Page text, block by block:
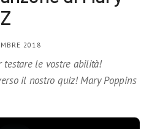
2018
testare le vostre abilità!
il nostro quiz! Mary Poppins